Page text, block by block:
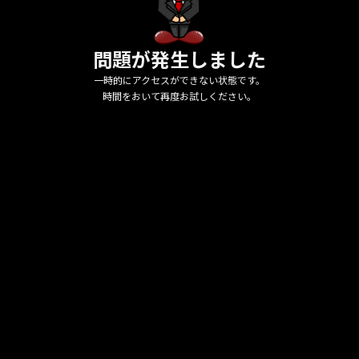
問題が発生しました
一時的にアクセスができない状態です。
時間をおいて再度お試しください。